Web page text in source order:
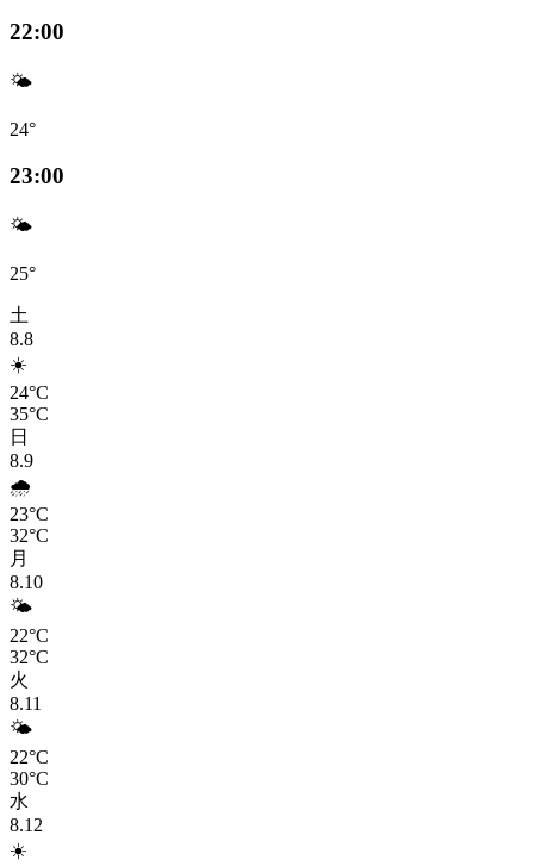
22:00
🌤️
24°
23:00
🌤️
25°
土
8.8
☀️
24°C
35°C
日
8.9
🌧️
23°C
32°C
月
8.10
🌤️
22°C
32°C
火
8.11
🌤️
22°C
30°C
水
8.12
☀️